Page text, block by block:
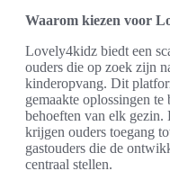
Waarom kiezen voor
Lovely4kidz biedt een
ouders die op zoek zijn
kinderopvang. Dit
gemaakte oplossingen
behoeften van elk
krijgen ouders toegang
gastouders die de
centraal stellen.